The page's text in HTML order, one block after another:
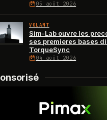
05 août 2026
VOLANT
Sim-Lab ouvre les
ses premieres bases
TorqueSync
04 août 2026